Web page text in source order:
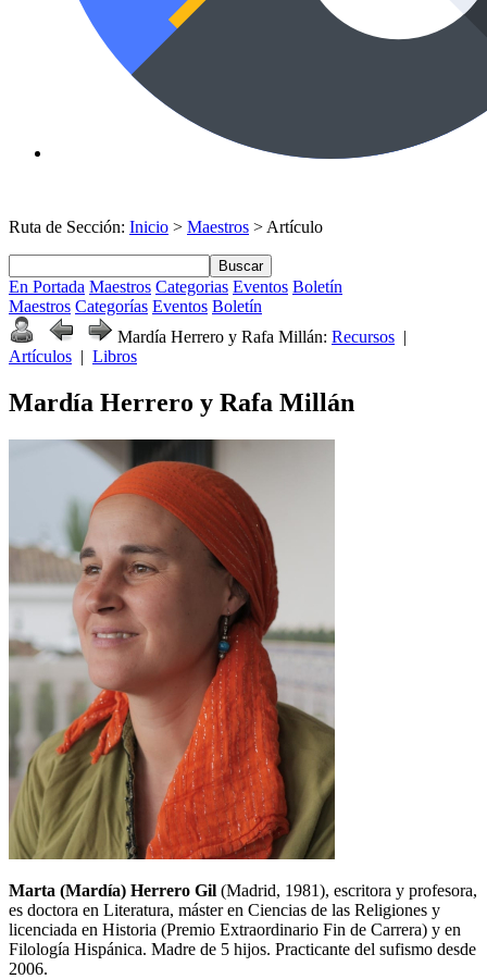
Ruta de Sección: Inicio > Maestros > Artículo
Buscar
En Portada Maestros Categorias Eventos Boletín
Maestros Categorías Eventos Boletín
Mardía Herrero y Rafa Millán: Recursos |
Artículos | Libros
Mardía Herrero y Rafa Millán
Marta (Mardía) Herrero Gil (Madrid, 1981), escritora y profesora,
es doctora en Literatura, máster en Ciencias de las Religiones y
licenciada en Historia (Premio Extraordinario Fin de Carrera) y en
Filología Hispánica. Madre de 5 hijos. Practicante del sufismo desde
2006.